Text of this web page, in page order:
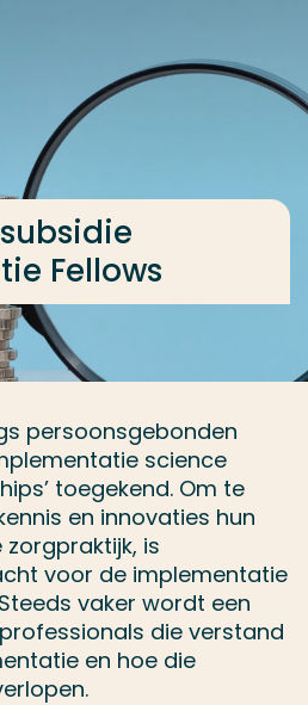
implementatie Fellows
Fellows
persoonsgebonden
science
toegekend. Om te
en innovaties hun
is
voor de implementatie
vaker wordt een
die verstand
en hoe die